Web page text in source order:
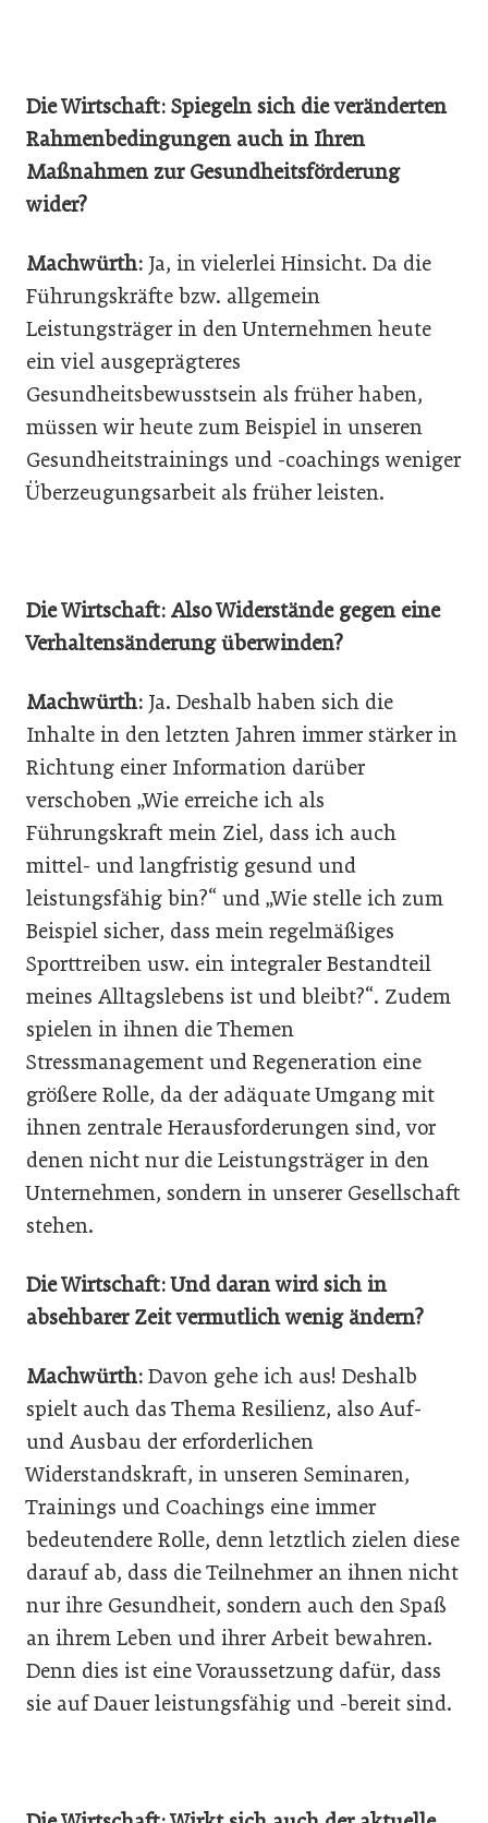
Die Wirtschaft: Spiegeln sich die veränderten
Rahmenbedingungen auch in Ihren
Maßnahmen zur Gesundheitsförderung
wider?
Machwürth: Ja, in vielerlei Hinsicht. Da die
Führungskräfte bzw. allgemein
Leistungsträger in den Unternehmen heute
ein viel ausgeprägteres
Gesundheitsbewusstsein als früher haben,
müssen wir heute zum Beispiel in unseren
Gesundheitstrainings und -coachings weniger
Überzeugungsarbeit als früher leisten.
Die Wirtschaft: Also Widerstände gegen eine
Verhaltensänderung überwinden?
Machwürth: Ja. Deshalb haben sich die
Inhalte in den letzten Jahren immer stärker in
Richtung einer Information darüber
verschoben „Wie erreiche ich als
Führungskraft mein Ziel, dass ich auch
mittel- und langfristig gesund und
leistungsfähig bin?“ und „Wie stelle ich zum
Beispiel sicher, dass mein regelmäßiges
Sporttreiben usw. ein integraler Bestandteil
meines Alltagslebens ist und bleibt?“. Zudem
spielen in ihnen die Themen
Stressmanagement und Regeneration eine
größere Rolle, da der adäquate Umgang mit
ihnen zentrale Herausforderungen sind, vor
denen nicht nur die Leistungsträger in den
Unternehmen, sondern in unserer Gesellschaft
stehen.
Die Wirtschaft: Und daran wird sich in
absehbarer Zeit vermutlich wenig ändern?
Machwürth: Davon gehe ich aus! Deshalb
spielt auch das Thema Resilienz, also Auf-
und Ausbau der erforderlichen
Widerstandskraft, in unseren Seminaren,
Trainings und Coachings eine immer
bedeutendere Rolle, denn letztlich zielen diese
darauf ab, dass die Teilnehmer an ihnen nicht
nur ihre Gesundheit, sondern auch den Spaß
an ihrem Leben und ihrer Arbeit bewahren.
Denn dies ist eine Voraussetzung dafür, dass
sie auf Dauer leistungsfähig und -bereit sind.